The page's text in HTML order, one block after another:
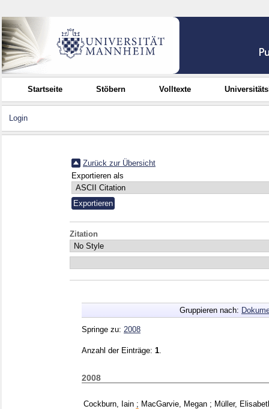
Startseite Stöbern Volltexte
Login
Zurück zur Übersicht
Exportieren als
Zitation
Gruppieren nach:
Springe zu: 2008
Anzahl der Einträge: 1
2008
Cockburn, Iain ; MacGarvie, Megan ; Müller,